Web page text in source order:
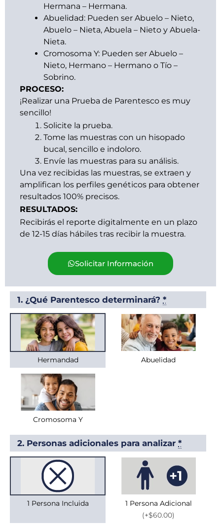
Hermana – Hermana.
Abuelidad: Pueden ser Abuelo – Nieto,
Abuelo – Nieta, Abuela – Nieto y Abuela-
Nieta.
Cromosoma Y: Pueden ser Abuelo –
Nieto, Hermano – Hermano o Tío –
Sobrino.
PROCESO:
¡Realizar una Prueba de Parentesco es muy
sencillo!
Solicite la prueba.
Tome las muestras con un hisopado
bucal, sencillo e indoloro.
Envíe las muestras para su análisis.
Una vez recibidas las muestras, se extraen y
amplifican los perfiles genéticos para obtener
resultados 100% precisos.
RESULTADOS:
Recibirás el reporte digitalmente en un plazo
de 12-15 días hábiles tras recibir la muestra.
Solicitar Información
1. ¿Qué Parentesco determinará? *
Hermandad Abuelidad
Cromosoma Y
2. Personas adicionales para analizar *
1 Persona Incluida
1 Persona Adicional
(+$60.00)
Prueba
de
Parentesco
Colombia
cantidad